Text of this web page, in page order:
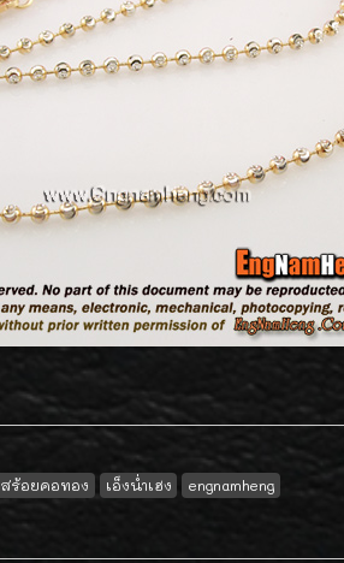
สร้อยคอทอง เอ็งน่ำเฮง engnamheng